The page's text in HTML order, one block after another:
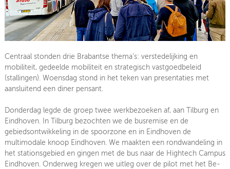
Centraal stonden drie Brabantse thema’s: verstedelijking en
mobiliteit, gedeelde mobiliteit en strategisch vastgoedbeleid
(stallingen). Woensdag stond in het teken van presentaties met
aansluitend een diner pensant.
Donderdag legde de groep twee werkbezoeken af, aan Tilburg en
Eindhoven. In Tilburg bezochten we de busremise en de
gebiedsontwikkeling in de spoorzone en in Eindhoven de
multimodale knoop Eindhoven. We maakten een rondwandeling in
het stationsgebied en gingen met de bus naar de Hightech Campus
Eindhoven. Onderweg kregen we uitleg over de pilot met het Be-